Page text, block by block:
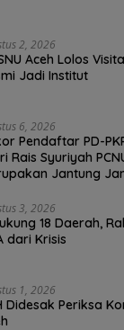
2, 2026
Aceh Lolos
Jadi Institut
6, 2026
Pendaftar PD-
Rais Syuriyah
Jantung
3, 2026
18 Daerah,
dari Krisis
1, 2026
Didesak Periksa